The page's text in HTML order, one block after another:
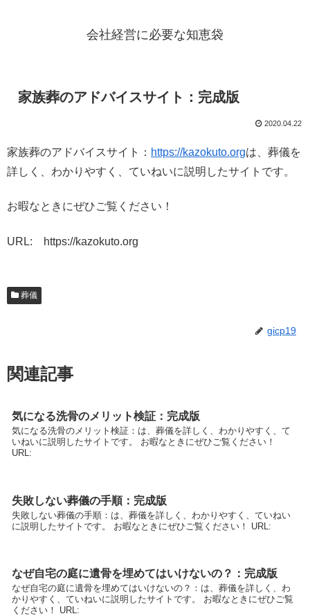
会社経営に必要な知恵袋
家族葬のアドバイスサイト：完成版
2020.04.22
家族葬のアドバイスサイト： https://kazokuto.orgは、葬儀を
詳しく、わかりやすく、ていねいに説明したサイトです。
お暇なときにぜひご覧ください！
URL: https://kazokuto.org
葬儀
gicp19
関連記事
気になる洗骨のメリット検証：完成版
気になる洗骨のメリット検証：は、葬儀を詳しく、わかりやすく、て
いねいに説明したサイトです。 お暇なときにぜひご覧ください！
URL:
失敗しない葬儀の手順：完成版
失敗しない葬儀の手順：は、葬儀を詳しく、わかりやすく、ていねい
に説明したサイトです。 お暇なときにぜひご覧ください！ URL:
なぜ自宅の庭に遺骨を埋めてはいけないの？：完成版
なぜ自宅の庭に遺骨を埋めてはいけないの？：は、葬儀を詳しく、わ
かりやすく、ていねいに説明したサイトです。 お暇なときにぜひご覧
ください！ URL: